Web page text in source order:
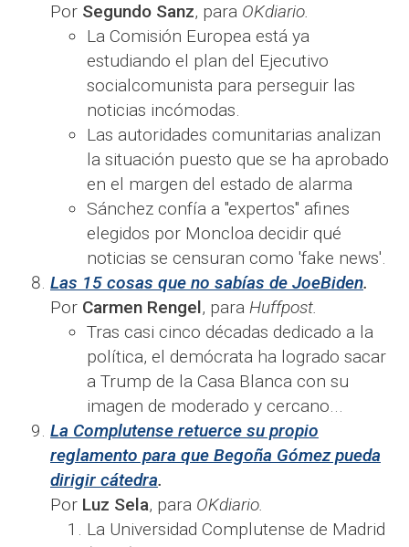
Por Segundo Sanz, para OKdiario.
La Comisión Europea está ya
estudiando el plan del Ejecutivo
socialcomunista para perseguir las
noticias incómodas.
Las autoridades comunitarias analizan
la situación puesto que se ha aprobado
en el margen del estado de alarma
Sánchez confía a "expertos" afines
elegidos por Moncloa decidir qué
noticias se censuran como 'fake news'.​​
Las 15 cosas que no sabías de JoeBiden.
Por Carmen Rengel, para Huffpost.
Tras casi cinco décadas dedicado a la
política, el demócrata ha logrado sacar
a Trump de la Casa Blanca con su
imagen de moderado y cercano...
La Complutense retuerce su propio
reglamento para que Begoña Gómez pueda
dirigir cátedra.
Por Luz Sela, para OKdiario.
La Universidad Complutense de Madrid